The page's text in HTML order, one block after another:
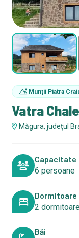
Munții Piatra
Vatra
Măgura, județul
Capacitate
6 persoane
Dormitoare
2
Băi